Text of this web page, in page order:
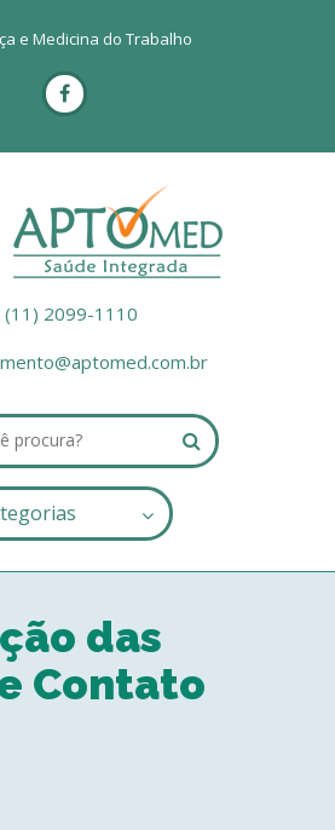
e Medicina do Trabalho
solicitado por você serão
após a
(11) 2099-1110
das
Contato